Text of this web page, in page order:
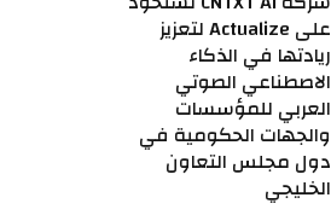
على Actualize لتعزيز
ريادتها في الذكاء
الاصطناعي الصوتي
العربي للمؤسسات
والجهات الحكومية في
دول مجلس التعاون
الخليجي